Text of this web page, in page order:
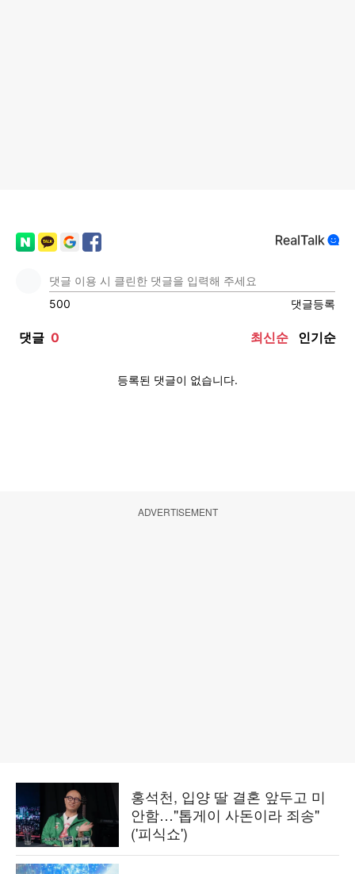
ADVERTISEMENT
홍석천, 입양 딸 결혼 앞두고 미
안함…"톱게이 사돈이라 죄송"
('피식쇼')